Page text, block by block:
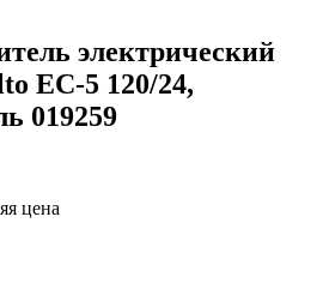
электрический
EC-5 120/24,
019259
цена